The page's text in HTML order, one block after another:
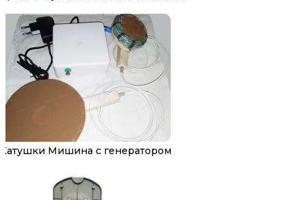
Катушки Мишина с генератором